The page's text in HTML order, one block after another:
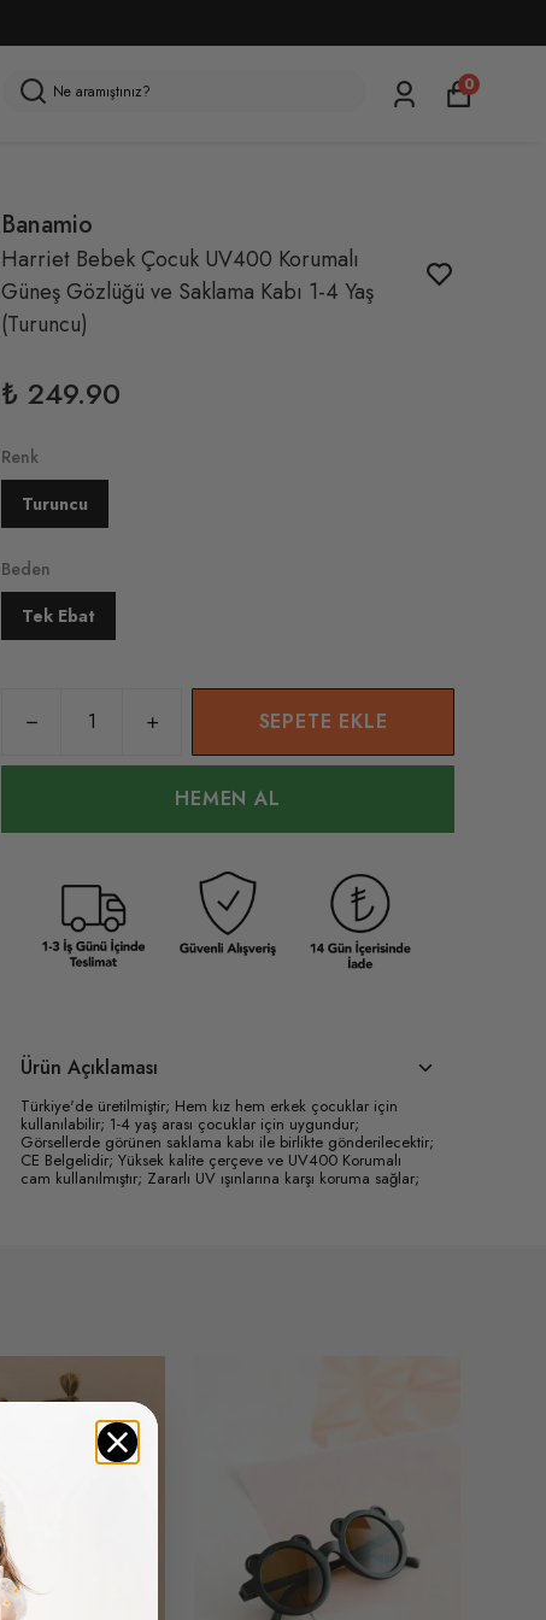
0
Banamio
Harriet Bebek Çocuk UV400 Korumalı
Güneş Gözlüğü ve Saklama Kabı 1-4 Yaş
(Turuncu)
₺ 249.90
Renk
Turuncu
Beden
Tek Ebat
SEPETE EKLE
HEMEN AL
Ürün Açıklaması
Türkiye'de üretilmiştir; Hem kız hem erkek çocuklar için
kullanılabilir; 1-4 yaş arası çocuklar için uygundur;
Görsellerde görünen saklama kabı ile birlikte gönderilecektir;
CE Belgelidir; Yüksek kalite çerçeve ve UV400 Korumalı
cam kullanılmıştır; Zararlı UV ışınlarına karşı koruma sağlar;